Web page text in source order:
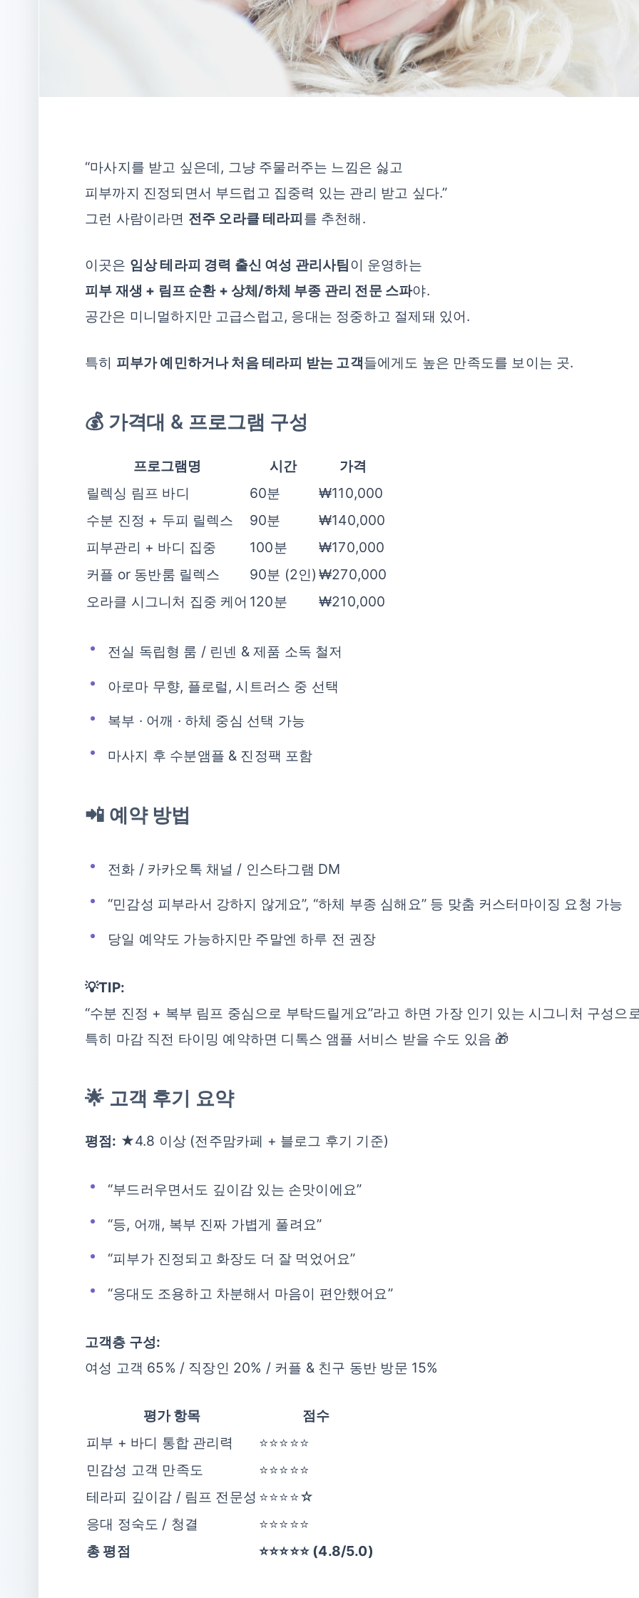
“마사지를 받고 싶은데, 그냥 주물러주는 느낌은 싫고
피부까지 진정되면서 부드럽고 집중력 있는 관리 받고 싶다.”
그런 사람이라면 전주 오라클 테라피를 추천해.
이곳은 임상 테라피 경력 출신 여성 관리사팀 이 운영하는
피부 재생 + 림프 순환 + 상체/하체 부종 관리 전문 스파야.
공간은 미니멀하지만 고급스럽고, 응대는 정중하고 절제돼 있어.
특히 피부가 예민하거나 처음 테라피 받는 고객들에게도 높은 만족도를 보이는 곳.
💰 가격대 & 프로그램 구성
프로그램명 시간
가격
릴렉싱 림프 바디
60분
₩110,000
수분 진정 + 두피 릴렉스
90분
₩140,000
피부관리 + 바디 집중
100분
₩170,000
커플 or 동반룸 릴렉스
90분 (2인) ₩270,000
오라클 시그니처 집중 케어 120분 ₩210,000
전실 독립형 룸 / 린넨 & 제품 소독 철저
아로마 무향, 플로럴, 시트러스 중 선택
복부 · 어깨 · 하체 중심 선택 가능
마사지 후 수분앰플 & 진정팩 포함
📲 예약 방법
전화 / 카카오톡 채널 / 인스타그램 DM
“민감성 피부라서 강하지 않게요”, “하체 부종 심해요” 등 맞춤 커스터마이징 요청 가능
당일 예약도 가능하지만 주말엔 하루 전 권장
💡TIP:
“수분 진정 + 복부 림프 중심으로 부탁드릴게요”라고 하면 가장 인기 있는 시그니처 구성으
특히 마감 직전 타이밍 예약하면 디톡스 앰플 서비스 받을 수도 있음 🎁
🌟 고객 후기 요약
평점: ★4.8 이상 (전주맘카페 + 블로그 후기 기준)
“부드러우면서도 깊이감 있는 손맛이에요”
“등, 어깨, 복부 진짜 가볍게 풀려요”
“피부가 진정되고 화장도 더 잘 먹었어요”
“응대도 조용하고 차분해서 마음이 편안했어요”
고객층 구성:
여성 고객 65% / 직장인 20% / 커플 & 친구 동반 방문 15%
평가 항목
점수
피부 + 바디 통합 관리력
⭐⭐⭐⭐⭐
민감성 고객 만족도
⭐⭐⭐⭐⭐
테라피 깊이감 / 림프 전문성 ⭐⭐⭐⭐☆
응대 정숙도 / 청결
⭐⭐⭐⭐⭐
총 평점
⭐⭐⭐⭐⭐ (4.8/5.0)